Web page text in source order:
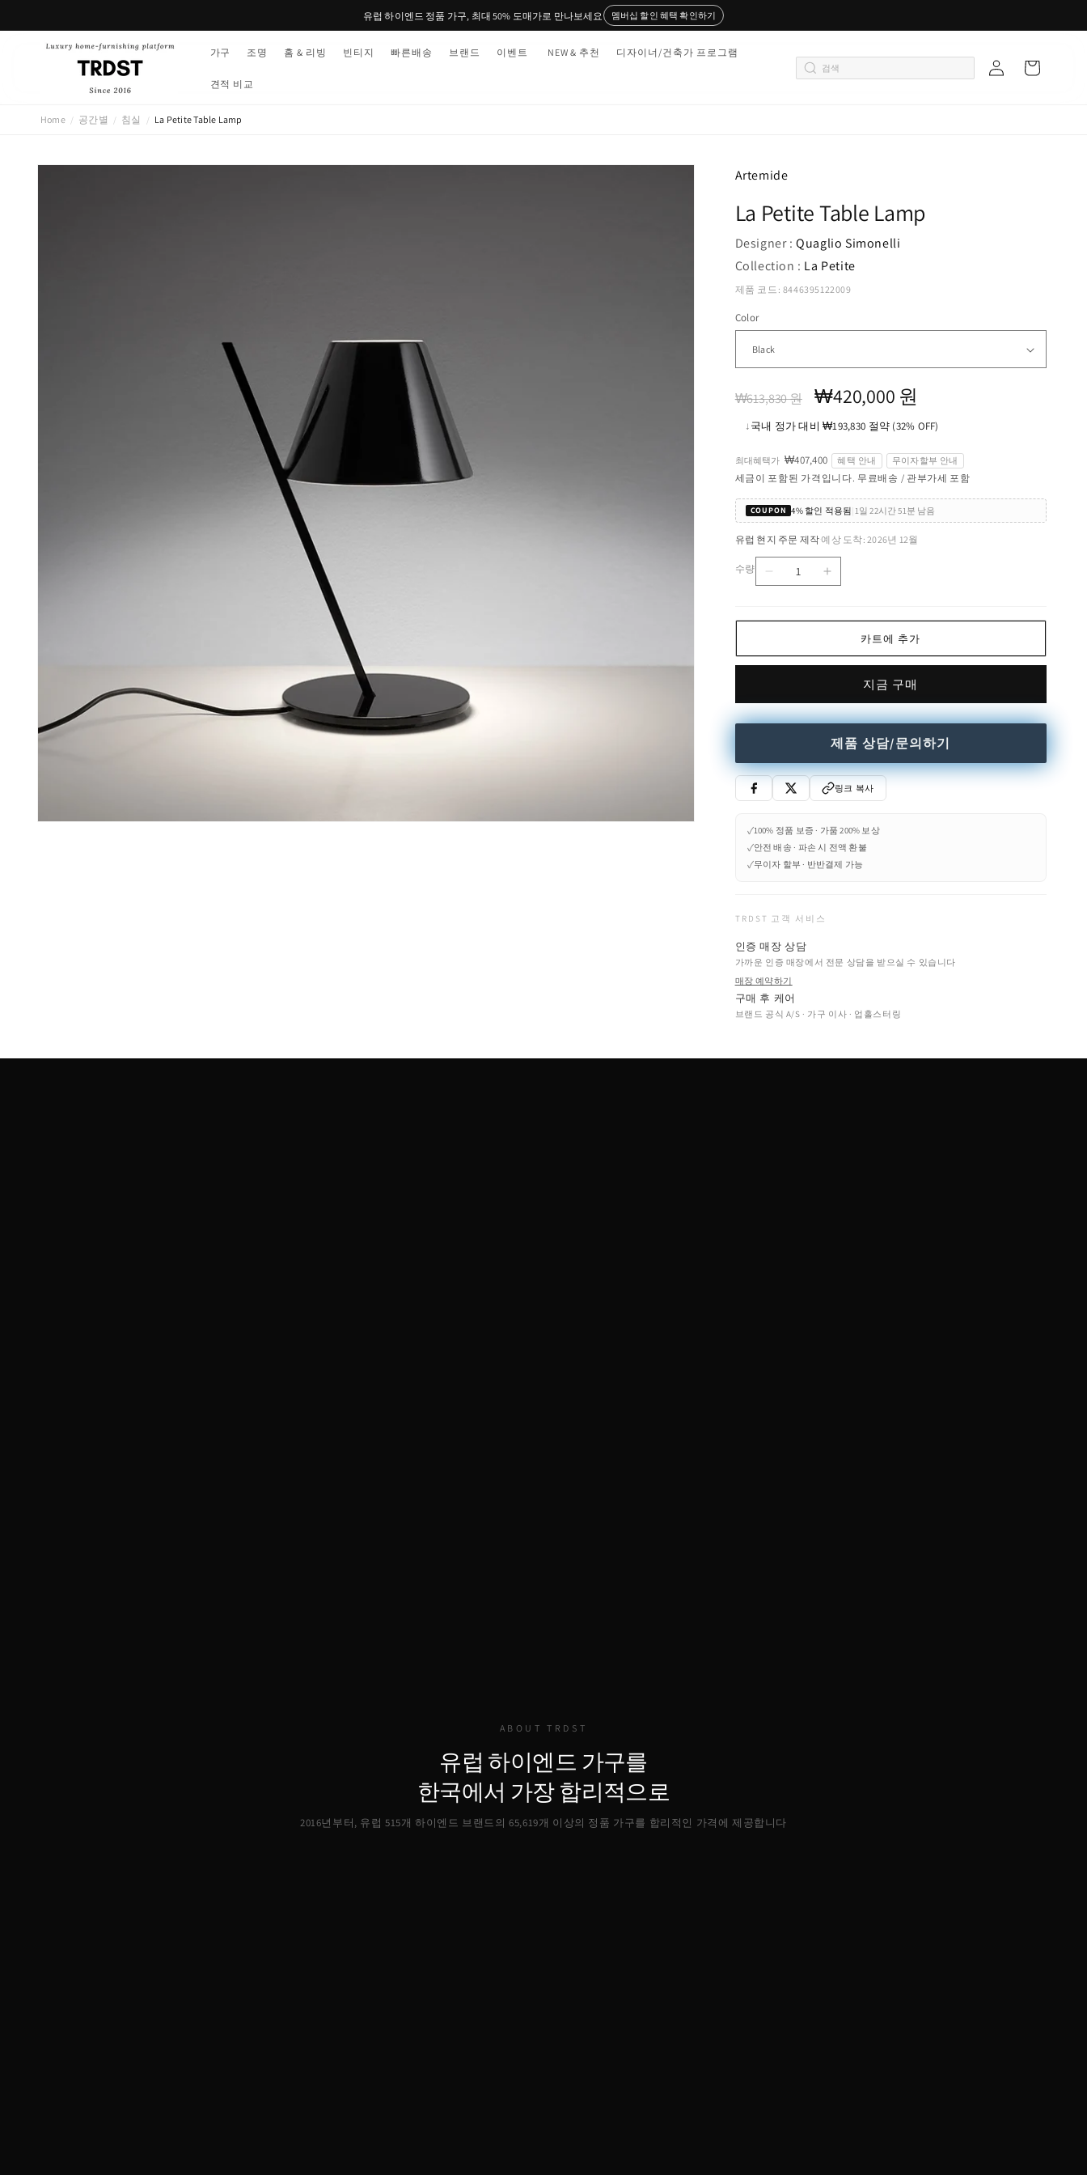
뛰기
유럽 하이엔드 정품 가구, 최대 50% 도매가로 만나보세요 멤버십 할인 혜택 확인하기
가구 조명 홈 & 리빙 빈티지 빠른배송 브랜드 이벤트 NEW & 추천 디자이너/건축가 프로그램
견적 비교
그
트
Home / 공간별 / 침실 / La Petite Table Lamp
제품 정
Artemide
La Petite Table Lamp
Designer :Quaglio Simonelli
Collection : La Petite
제품 코드: 8446395122009
Color
정
₩613,830 원
할
가
₩420,000 원
↓국내 정가 대비 ₩193,830 절약 (32% OFF)
최대혜택가 ₩407,400 혜택 안내 무이자할부 안내
세금이 포함된 가격입니다. 무료배송 / 관부가세 포함
COUPON 4% 할인 적용됨 1일 22시간 51분 남음
유럽 현지 주문 제작·예상 도착: 2026년 12월
수량
량
임
La
량
림
카트에 추가
지금 구매
제품 상담/문의하기
링크 복사
✓100% 정품 보증 · 가품 200% 보상
✓안전 배송 · 파손 시 전액 환불
✓무이자 할부 · 반반결제 가능
TRDST 고객 서비스
인증 매장 상담
가까운 인증 매장에서 전문 상담을 받으실 수 있습니다
매장 예약하기
구매 후 케어
브랜드 공식 A/S · 가구 이사 · 업홀스터링
ABOUT TRDST
유럽 하이엔드 가구를
한국에서 가장 합리적으로
2016년부터, 유럽 515개 하이엔드 브랜드의65,619개 이상의 정품 가구를 합리적인 가격에 제공합니다